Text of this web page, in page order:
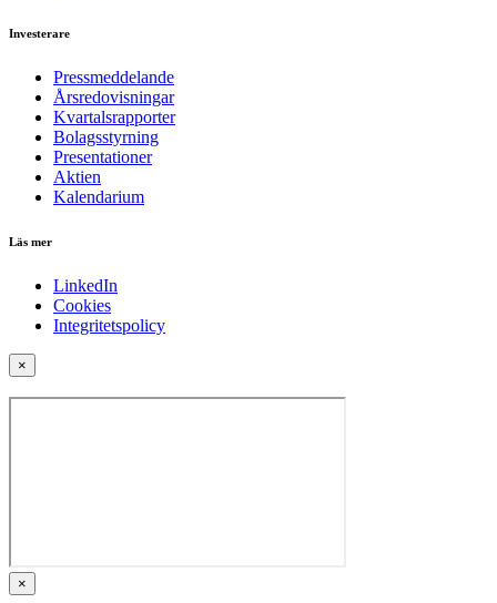
Investerare
Pressmeddelande
Årsredovisningar
Kvartalsrapporter
Bolagsstyrning
Presentationer
Aktien
Kalendarium
Läs mer
LinkedIn
Cookies
Integritetspolicy
×
×